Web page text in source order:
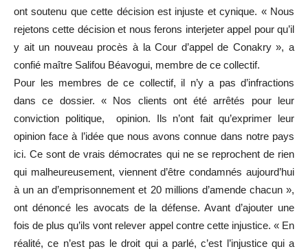
ont soutenu que cette décision est injuste et cynique. « Nous
rejetons cette décision et nous ferons interjeter appel pour qu’il
y ait un nouveau procès à la Cour d’appel de Conakry », a
confié maître Salifou Béavogui, membre de ce collectif.
Pour les membres de ce collectif, il n’y a pas d’infractions
dans ce dossier. « Nos clients ont été arrêtés pour leur
conviction politique, opinion. Ils n’ont fait qu’exprimer leur
opinion face à l’idée que nous avons connue dans notre pays
ici. Ce sont de vrais démocrates qui ne se reprochent de rien
qui malheureusement, viennent d’être condamnés aujourd’hui
à un an d’emprisonnement et 20 millions d’amende chacun »,
ont dénoncé les avocats de la défense. Avant d’ajouter une
fois de plus qu’ils vont relever appel contre cette injustice. « En
réalité, ce n’est pas le droit qui a parlé, c’est l’injustice qui a